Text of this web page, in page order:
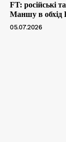
FT: російські
Маншу в обхід
05.07.2026